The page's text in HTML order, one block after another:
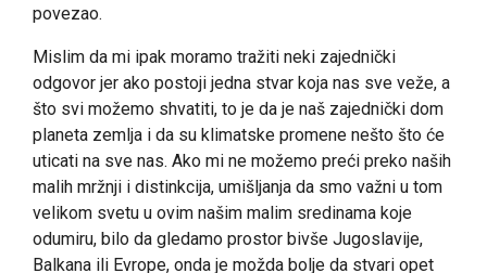
povezao.
Mislim da mi ipak moramo tražiti neki zajednički
odgovor jer ako postoji jedna stvar koja nas sve veže, a
što svi možemo shvatiti, to je da je naš zajednički dom
planeta zemlja i da su klimatske promene nešto što će
uticati na sve nas. Ako mi ne možemo preći preko naših
malih mržnji i distinkcija, umišljanja da smo važni u tom
velikom svetu u ovim našim malim sredinama koje
odumiru, bilo da gledamo prostor bivše Jugoslavije,
Balkana ili Evrope, onda je možda bolje da stvari opet